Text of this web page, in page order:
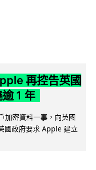
再控告英國
1 年
加密資料一事，向英國
國政府要求 Apple 建立